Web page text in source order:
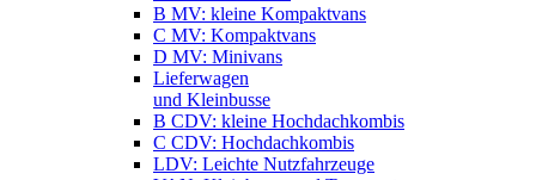
B MV: kleine Kompaktvans
C MV: Kompaktvans
D MV: Minivans
Lieferwagen
und Kleinbusse
B CDV: kleine Hochdachkombis
C CDV: Hochdachkombis
LDV: Leichte Nutzfahrzeuge